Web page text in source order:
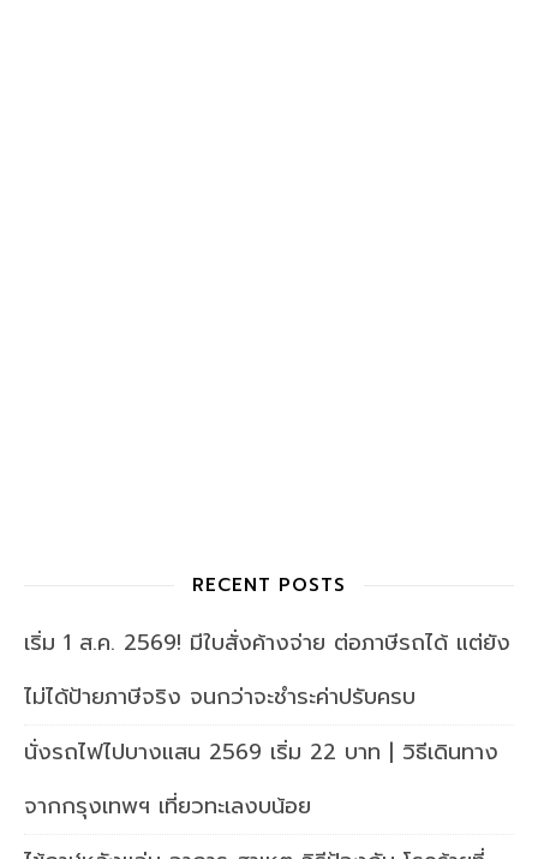
RECENT POSTS
เริ่ม 1 ส.ค. 2569! มีใบสั่งค้างจ่าย ต่อภาษีรถได้ แต่ยัง
ไม่ได้ป้ายภาษีจริง จนกว่าจะชำระค่าปรับครบ
นั่งรถไฟไปบางแสน 2569 เริ่ม 22 บาท | วิธีเดินทาง
จากกรุงเทพฯ เที่ยวทะเลงบน้อย